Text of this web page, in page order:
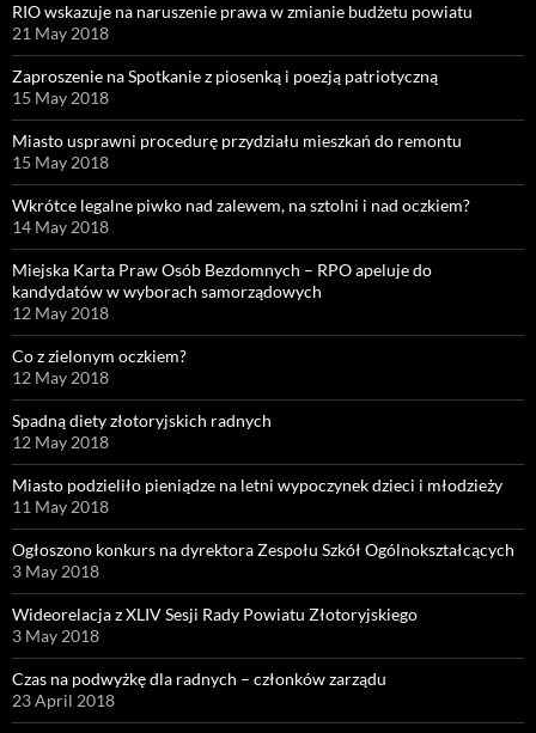
RIO wskazuje na naruszenie prawa w zmianie budżetu powiatu
21 May 2018
Zaproszenie na Spotkanie z piosenką i poezją patriotyczną
15 May 2018
Miasto usprawni procedurę przydziału mieszkań do remontu
15 May 2018
Wkrótce legalne piwko nad zalewem, na sztolni i nad oczkiem?
14 May 2018
Miejska Karta Praw Osób Bezdomnych – RPO apeluje do
kandydatów w wyborach samorządowych
12 May 2018
Co z zielonym oczkiem?
12 May 2018
Spadną diety złotoryjskich radnych
12 May 2018
Miasto podzieliło pieniądze na letni wypoczynek dzieci i młodzieży
11 May 2018
Ogłoszono konkurs na dyrektora Zespołu Szkół Ogólnokształcących
3 May 2018
Wideorelacja z XLIV Sesji Rady Powiatu Złotoryjskiego
3 May 2018
Czas na podwyżkę dla radnych – członków zarządu
23 April 2018